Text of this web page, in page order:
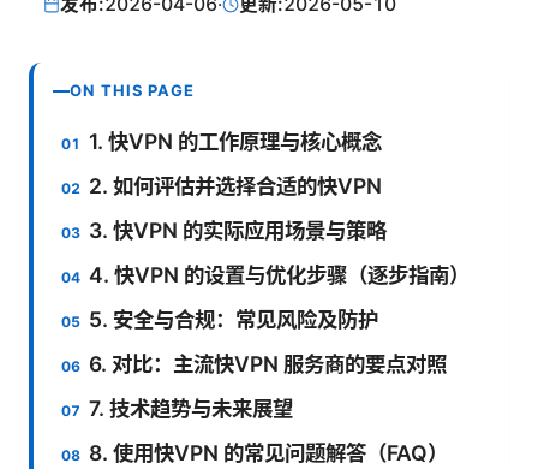
ON THIS PAGE
1. 快VPN 的工作原理与核心概念
2. 如何评估并选择合适的快VPN
3. 快VPN 的实际应用场景与策略
4. 快VPN 的设置与优化步骤（逐步指南）
5. 安全与合规：常见风险及防护
6. 对比：主流快VPN 服务商的要点对照
7. 技术趋势与未来展望
8. 使用快VPN 的常见问题解答（FAQ）